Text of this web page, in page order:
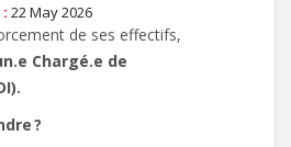
22 May 2026
de ses effectifs,
Chargé.e de
?